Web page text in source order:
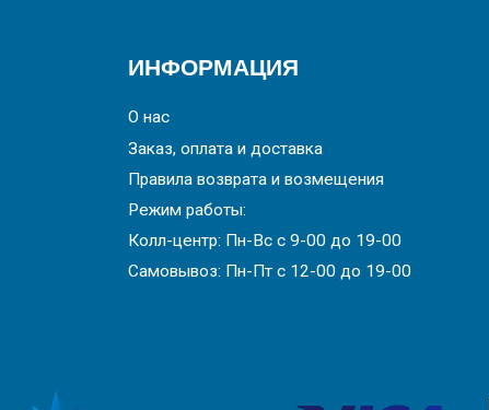
ИНФОРМАЦИЯ
О нас
Заказ, оплата и доставка
Правила возврата и возмещения
Режим работы:
Колл-центр: Пн-Вс с 9-00 до 19-00
Самовывоз: Пн-Пт с 12-00 до 19-00